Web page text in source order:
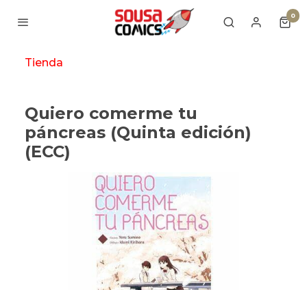
0
Tienda
Quiero comerme tu
páncreas (Quinta edición)
(ECC)